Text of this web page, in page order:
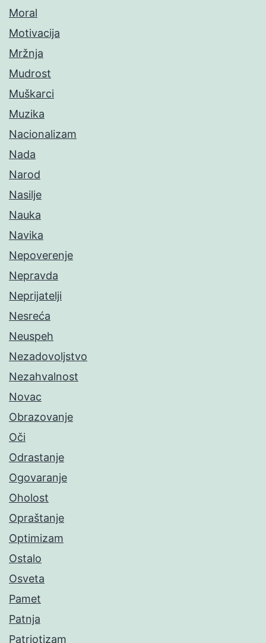
Moral
Motivacija
Mržnja
Mudrost
Muškarci
Muzika
Nacionalizam
Nada
Narod
Nasilje
Nauka
Navika
Nepoverenje
Nepravda
Neprijatelji
Nesreća
Neuspeh
Nezadovoljstvo
Nezahvalnost
Novac
Obrazovanje
Oči
Odrastanje
Ogovaranje
Oholost
Opraštanje
Optimizam
Ostalo
Osveta
Pamet
Patnja
Patriotizam